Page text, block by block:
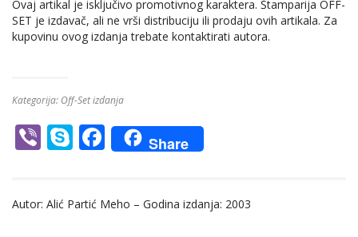
Ovaj artikal je isključivo promotivnog karaktera. Štamparija OFF-
SET je izdavač, ali ne vrši distribuciju ili prodaju ovih artikala. Za
kupovinu ovog izdanja trebate kontaktirati autora.
Kategorija: Off-Set izdanja
Vi S
p
F
ac
b
Share
Autor: Alić Partić Meho – Godina izdanja: 2003